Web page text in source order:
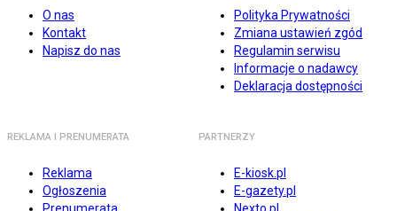
O nas
Kontakt
Napisz do nas
Polityka Prywatności
Zmiana ustawień zgód
Regulamin serwisu
Informacje o nadawcy
Deklaracja dostępności
REKLAMA I PRENUMERATA
Reklama
Ogłoszenia
PARTNERZY
E-kiosk.pl
E-gazety.pl